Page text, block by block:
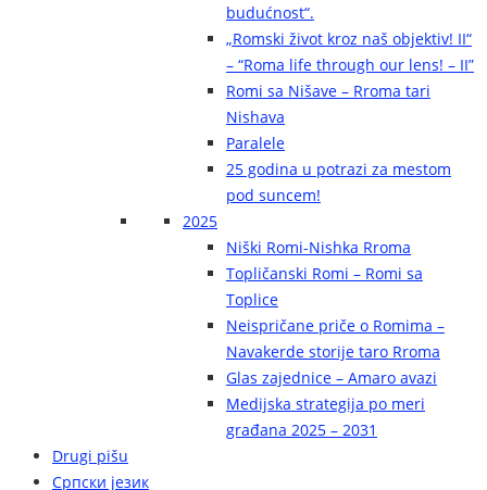
budućnost“.
„Romski život kroz naš objektiv! II“
– “Roma life through our lens! – II”
Romi sa Nišave – Rroma tari
Nishava
Paralele
25 godina u potrazi za mestom
pod suncem!
2025
Niški Romi-Nishka Rroma
Topličanski Romi – Romi sa
Toplice
Neispričane priče o Romima –
Navakerde storije taro Rroma
Glas zajednice – Amaro avazi
Medijska strategija po meri
građana 2025 – 2031
Drugi pišu
Српски језик